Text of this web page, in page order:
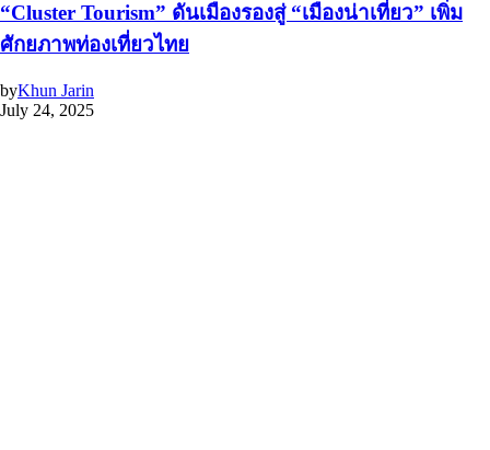
“Cluster Tourism” ดันเมืองรองสู่ “เมืองน่าเที่ยว” เพิ่ม
ศักยภาพท่องเที่ยวไทย
byKhun Jarin
July 24, 2025